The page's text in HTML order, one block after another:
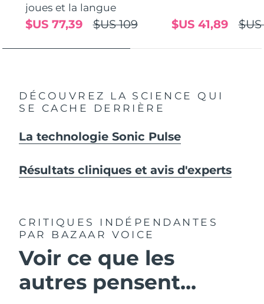
joues et la langue
$US 109
$US 77,39 $US 41,89
DÉCOUVREZ LA SCIENCE QUI
SE CACHE DERRIÈRE
La technologie Sonic Pulse
Résultats cliniques et avis d'experts
CRITIQUES INDÉPENDANTES
PAR BAZAAR VOICE
Voir ce que les
autres pensent...